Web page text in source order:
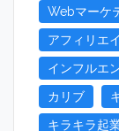
Webマーケ
アフィリエ
インフルエ
カリブ
キラキラ起